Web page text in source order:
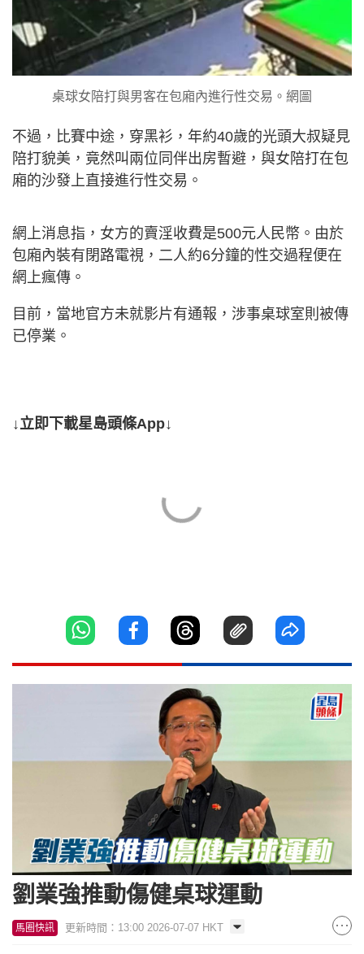
桌球女陪打與男客在包廂內進行性交易。網圖
不過，比賽中途，穿黑衫，年約40歲的光頭大叔疑見
陪打貌美，竟然叫兩位同伴出房暫避，與女陪打在包
廂的沙發上直接進行性交易。
網上消息指，女方的賣淫收費是500元人民幣。由於
包廂內裝有閉路電視，二人約6分鐘的性交過程便在
網上瘋傳。
目前，當地官方未就影片有通報，涉事桌球室則被傳
已停業。
↓立即下載星島頭條App↓
劉業強推動傷健桌球運動
馬圈快訊 更新時間：13:00 2026-07-07 HKT